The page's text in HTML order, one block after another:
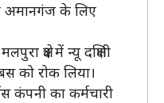
अमानगंज के लिए
क्षेत्र में न्यू दक्षिणी
को रोक लिया।
कंपनी का कर्मचारी